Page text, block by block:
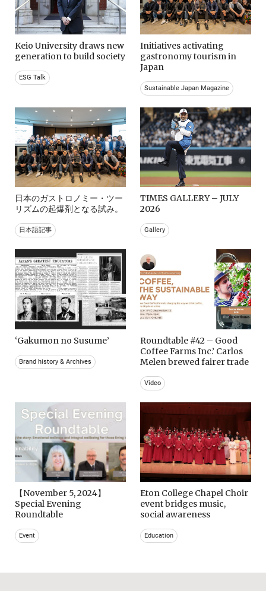
Keio University draws new
generation to build society
ESG Talk
Initiatives activating
gastronomy tourism in
Japan
Sustainable Japan Magazine
日本のガストロノミー・ツー
リズムの起爆剤となる試み。
日本語記事
TIMES GALLERY – JULY
2026
Gallery
‘Gakumon no Susume’
Brand history & Archives
Roundtable #42 – Good
Coffee Farms Inc.’ Carlos
Melen brewed fairer trade
Video
【November 5, 2024】
Special Evening
Roundtable
Event
Eton College Chapel Choir
event bridges music,
social awareness
Education